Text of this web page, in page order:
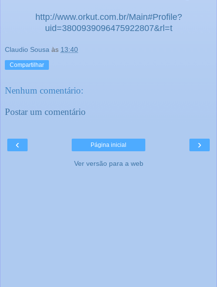
http://www.orkut.com.br/Main#Profile?
uid=3800939096475922807&rl=t
Claudio Sousa às 13:40
Compartilhar
Nenhum comentário:
Postar um comentário
‹ ›
Página inicial
Ver versão para a web